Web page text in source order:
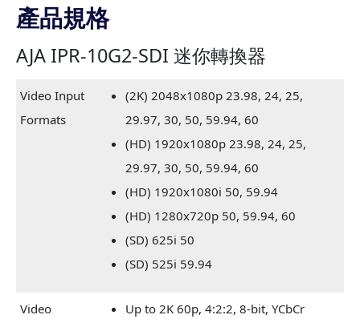
產品規格
AJA IPR-10G2-SDI 迷你轉換器
Video Input
Formats
(2K) 2048x1080p 23.98, 24, 25,
29.97, 30, 50, 59.94, 60
(HD) 1920x1080p 23.98, 24, 25,
29.97, 30, 50, 59.94, 60
(HD) 1920x1080i 50, 59.94
(HD) 1280x720p 50, 59.94, 60
(SD) 625i 50
(SD) 525i 59.94
Video
Up to 2K 60p, 4:2:2, 8-bit, YCbCr